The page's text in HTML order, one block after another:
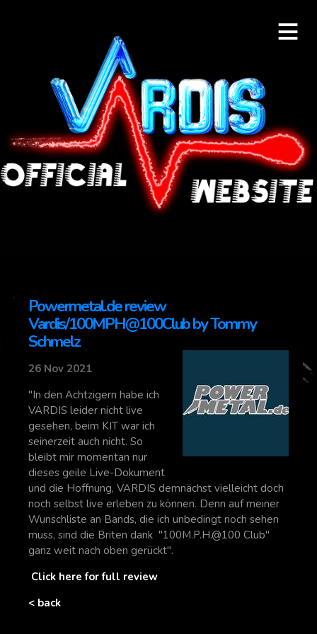
≡
Powermetal.de review
Vardis/100MPH@100Club by Tommy
Schmelz
26 Nov 2021
"In den Achtzigern habe ich
VARDIS leider nicht live
gesehen, beim KIT war ich
seinerzeit auch nicht. So
bleibt mir momentan nur
dieses geile Live-Dokument
und die Hoffnung, VARDIS demnächst vielleicht doch
noch selbst live erleben zu können. Denn auf meiner
Wunschliste an Bands, die ich unbedingt noch sehen
muss, sind die Briten dank "100M.P.H.@100 Club"
ganz weit nach oben gerückt".
Click here for full review
< back